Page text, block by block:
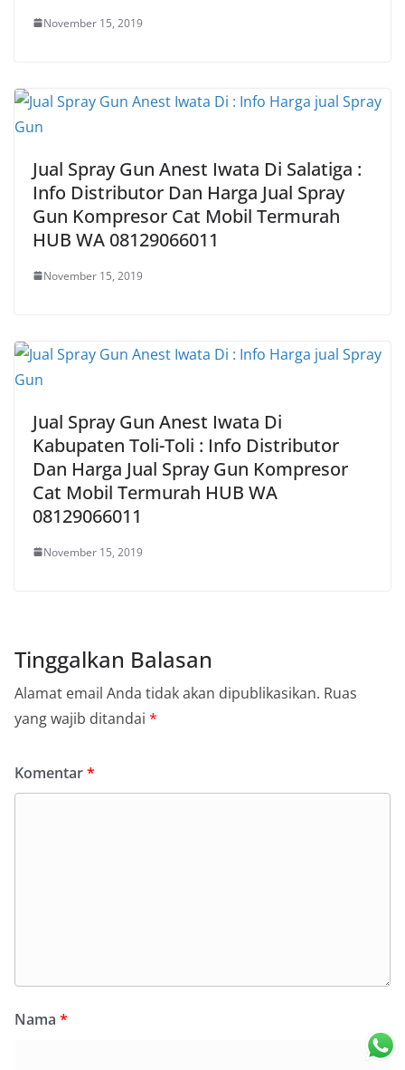
November 15, 2019
Jual Spray Gun Anest Iwata Di Salatiga :
Info Distributor Dan Harga Jual Spray
Gun Kompresor Cat Mobil Termurah
HUB WA 08129066011
November 15, 2019
Jual Spray Gun Anest Iwata Di
Kabupaten Toli-Toli : Info Distributor
Dan Harga Jual Spray Gun Kompresor
Cat Mobil Termurah HUB WA
08129066011
November 15, 2019
Tinggalkan Balasan
Alamat email Anda tidak akan dipublikasikan. Ruas
yang wajib ditandai *
Komentar*
Nama *